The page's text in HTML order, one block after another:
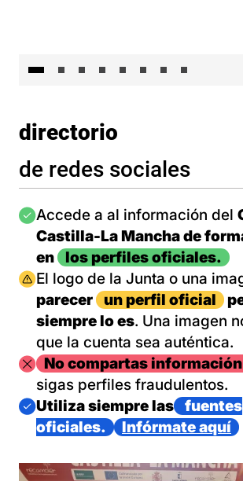
directorio
de redes sociales
Imagen
Accede a al información del
Castilla-La Mancha de
en
los perfiles oficiales.
Imagen
El logo de la Junta o una
parecer
un perfil oficial
siempre lo es. Una imagen
que la cuenta sea auténtica.
ImagenNo compartas
sigas perfiles fraudulentos.
Imagen
Utiliza siempre las
fuentes
oficiales.
Infórmate aquí